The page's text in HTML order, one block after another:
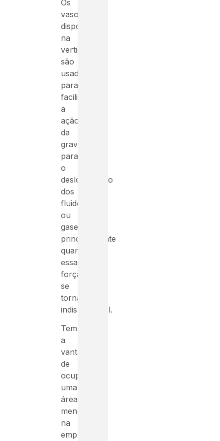
Os
vasos
dispostos
na
vertical
são
usados
para
facilitar
a
ação
da
gravidade
para
o
deslocamento
dos
fluidos
ou
gases,
principalmente
quando
essa
força
se
torna
indispensável.
Tem
a
vantagem
de
ocupar
uma
área
menor
na
empresa